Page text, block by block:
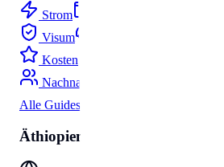
Strom
Visum
Kosten
Nachnamen
Alle Guides
Äthiopien